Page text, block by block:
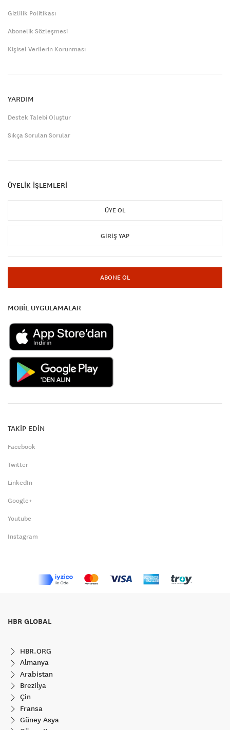
Gizlilik Politikası
Abonelik Sözleşmesi
Kişisel Verilerin Korunması
YARDIM
Destek Talebi Oluştur
Sıkça Sorulan Sorular
ÜYELİK İŞLEMLERİ
ÜYE OL
GIRIŞ YAP
ABONE OL
MOBİL UYGULAMALAR
TAKİP EDİN
Facebook
Twitter
LinkedIn
Google+
Youtube
Instagram
HBR GLOBAL
HBR.ORG
Almanya
Arabistan
Brezilya
Çin
Fransa
Güney Asya